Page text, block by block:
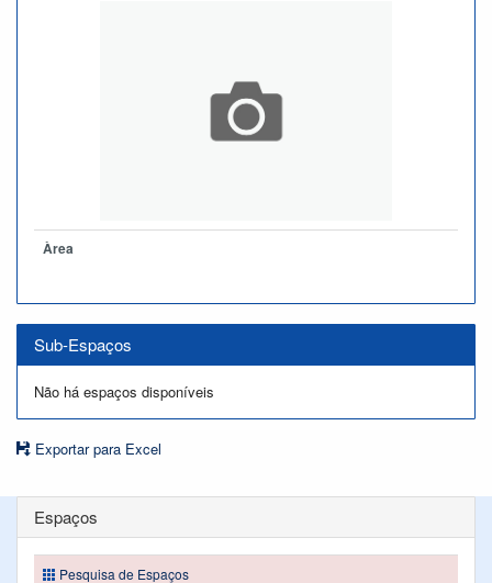
Àrea
Sub-Espaços
Não há espaços disponíveis
Exportar para Excel
Espaços
Pesquisa de Espaços